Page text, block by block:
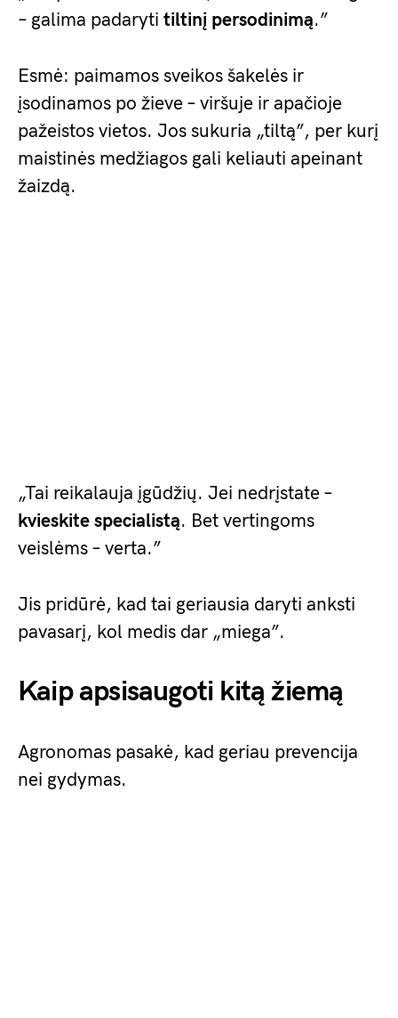
– galima padaryti tiltinį persodinimą.”
Esmė: paimamos sveikos šakelės ir
įsodinamos po žieve – viršuje ir apačioje
pažeistos vietos. Jos sukuria „tiltą”, per kurį
maistinės medžiagos gali keliauti apeinant
žaizdą.
„Tai reikalauja įgūdžių. Jei nedrįstate –
kvieskite specialistą. Bet vertingoms
veislėms – verta.”
Jis pridūrė, kad tai geriausia daryti anksti
pavasarį, kol medis dar „miega”.
Kaip apsisaugoti kitą žiemą
Agronomas pasakė, kad geriau prevencija
nei gydymas.